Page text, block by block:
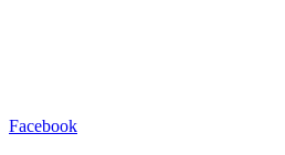
Facebook